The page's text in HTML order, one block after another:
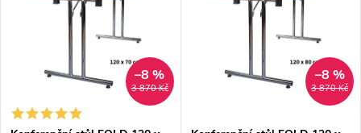
í
Abecedně
3 870 Kč
–8 %
3 870 Kč
–8 %